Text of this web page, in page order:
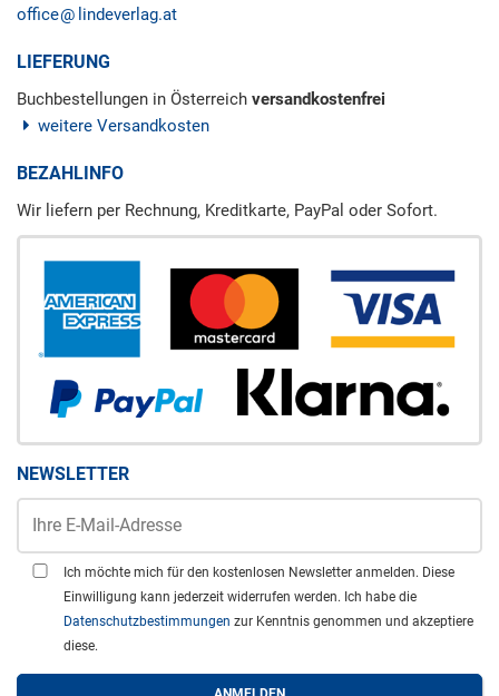
office
lindeverlag.at
LIEFERUNG
Buchbestellungen in Österreich versandkostenfrei
weitere Versandkosten
BEZAHLINFO
Wir liefern per Rechnung, Kreditkarte, PayPal oder Sofort.
NEWSLETTER
Ich möchte mich für den kostenlosen Newsletter anmelden. Diese
Einwilligung kann jederzeit widerrufen werden. Ich habe die
Datenschutzbestimmungen zur Kenntnis genommen und akzeptiere
diese.